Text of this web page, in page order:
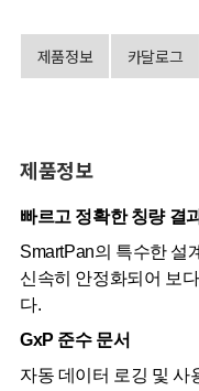
제품정보 카달로그
제품정보
빠르고 정확한 칭량 결
SmartPan의 특수한 설
신속히 안정화되어 보
다.
GxP 준수 문서
자동 데이터 로깅 및 사